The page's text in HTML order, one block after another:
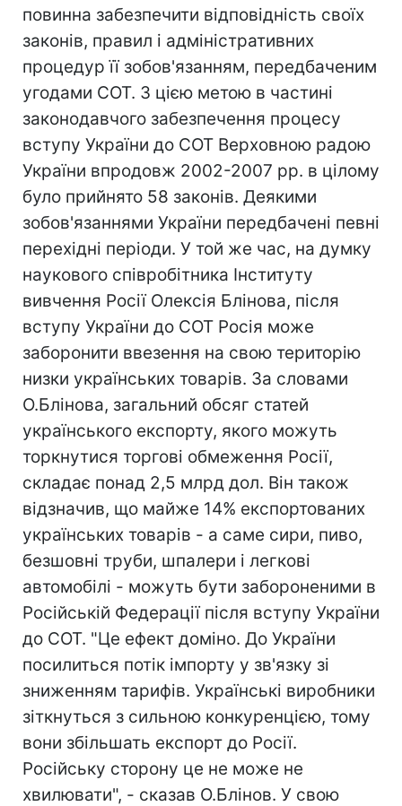
повинна забезпечити відповідність своїх
законів, правил і адміністративних
процедур її зобов'язанням, передбаченим
угодами СОТ. З цією метою в частині
законодавчого забезпечення процесу
вступу України до СОТ Верховною радою
України впродовж 2002-2007 рр. в цілому
було прийнято 58 законів. Деякими
зобов'язаннями України передбачені певні
перехідні періоди. У той же час, на думку
наукового співробітника Інституту
вивчення Росії Олексія Блінова, після
вступу України до СОТ Росія може
заборонити ввезення на свою територію
низки українських товарів. За словами
О.Блінова, загальний обсяг статей
українського експорту, якого можуть
торкнутися торгові обмеження Росії,
складає понад 2,5 млрд дол. Він також
відзначив, що майже 14% експортованих
українських товарів - а саме сири, пиво,
безшовні труби, шпалери і легкові
автомобілі - можуть бути забороненими в
Російській Федерації після вступу України
до СОТ. "Це ефект доміно. До України
посилиться потік імпорту у зв'язку зі
зниженням тарифів. Українські виробники
зіткнуться з сильною конкуренцією, тому
вони збільшать експорт до Росії.
Російську сторону це не може не
хвилювати", - сказав О.Блінов. У свою